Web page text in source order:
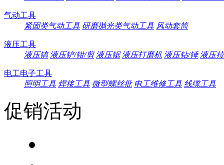
气动工具
紧固类气动工具 研磨抛光类气动工具 风动套筒
液压工具
液压镐 液压铲/钳/剪 液压锯 液压打磨机 液压钻/锤 液压
电工电子工具
照明工具 焊接工具 微型螺丝批 电工维修工具 线缆工具
促销活动